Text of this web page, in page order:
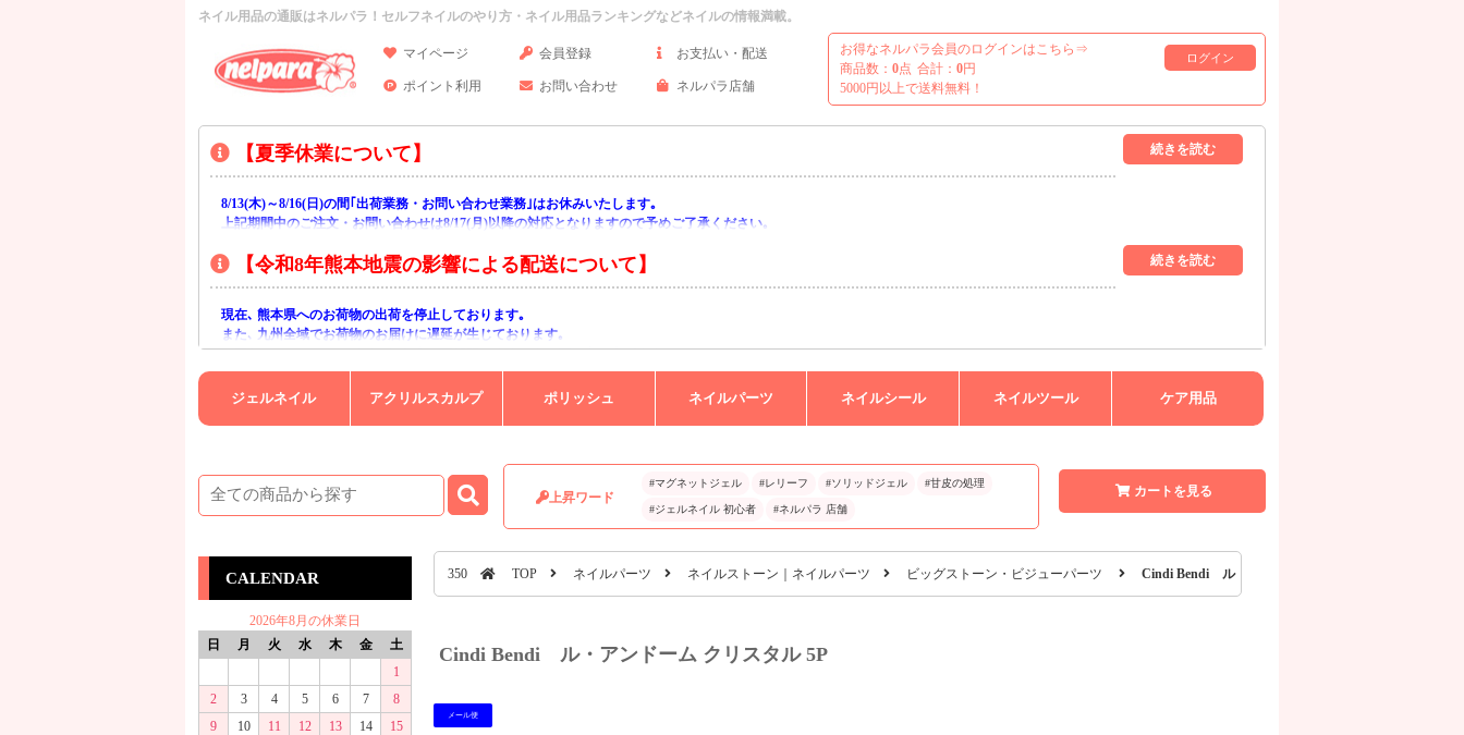
ネイル用品の通販はネルパラ！セルフネイルのやり方・ネイル用品ランキングなどネイルの情報満載。
マイページ 会員登録 お支払い・配送
ポイント利用 お問い合わせ ネルパラ店舗
お得なネルパラ会員のログインはこちら⇒
ログイン
商品数： 0点 合計： 0円
5000円以上で送料無料！
【夏季休業について】
8/13(木)～8/16(日)の間｢出荷業務・お問い合わせ業務｣はお休みいたします｡
上記期間中のご注文・お問い合わせは8/17(月)以降の対応となりますので予めご了承ください｡
【令和8年熊本地震の影響による配送について】
現在､ 熊本県へのお荷物の出荷を停止しております｡
また､ 九州全域でお荷物のお届けに遅延が生じております｡
ご不便をおかけいたしますが､ 何卒ご理解賜りますようお願い申し上げます｡
ジェルネイル アクリルスカルプ ポリッシュ ネイルパーツ ネイルシール ネイルツール ケア用品
上昇ワード
#マグネットジェル #レリーフ #ソリッドジェル #甘皮の処理
#ジェルネイル 初心者 #ネルパラ 店舗
カートを見る
CALENDAR
2026年8月の休業日
日
月 火 水 木 金
土
1
2
3 4 5 6 7
8
9
10 11 12 13 14
15
350 TOP ネイルパーツ ネイルストーン｜ネイルパーツ ビッグストーン・ビジューパーツ Cindi Bendi ル・アンドーム クリスタル 5P
Cindi Bendi ル・アンドーム クリスタル 5P
メール便